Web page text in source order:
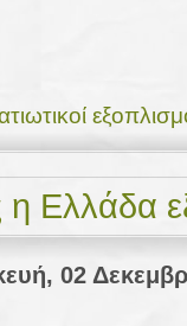
η Ελλάδα
02